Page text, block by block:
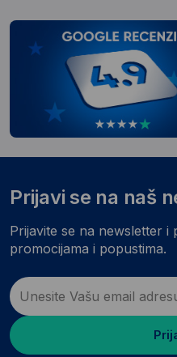
Prijavi se na naš
Prijavite se na newsletter i
promocijama i popustima.